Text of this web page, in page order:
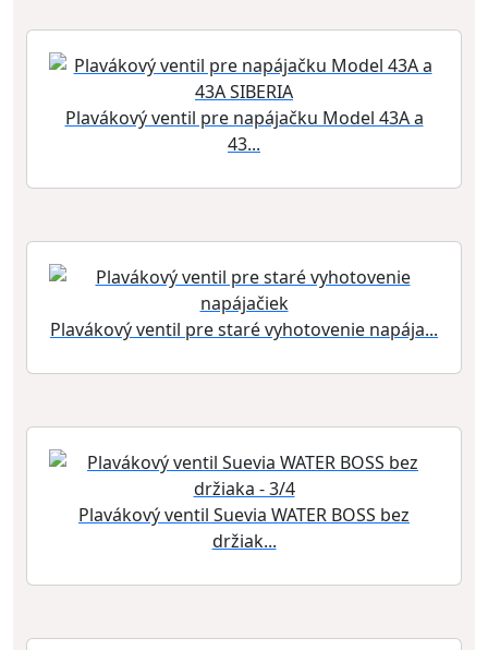
Plavákový ventil pre napájačku Model 43A a
43...
Plavákový ventil pre staré vyhotovenie napája...
Plavákový ventil Suevia WATER BOSS bez
držiak...